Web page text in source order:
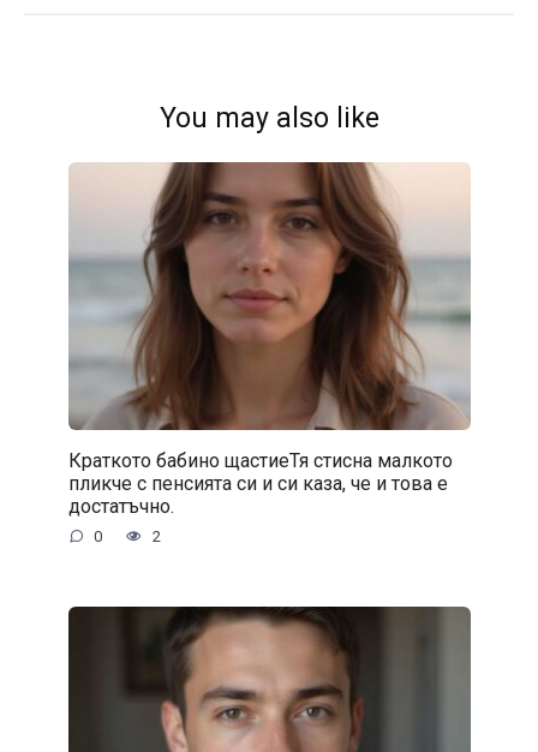
You may also like
Краткото бабино щастиеТя стисна малкото
пликче с пенсията си и си каза, че и това е
достатъчно.
0 2